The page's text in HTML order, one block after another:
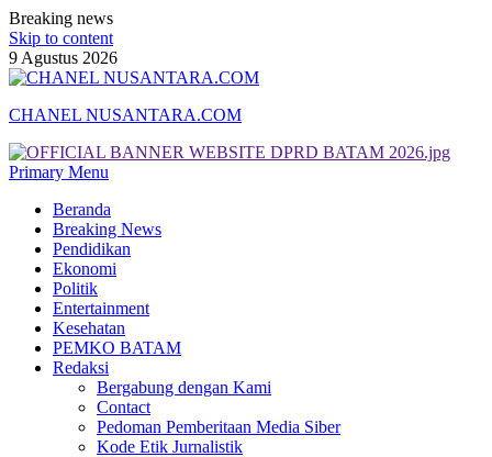
Breaking news
Skip to content
9 Agustus 2026
CHANEL NUSANTARA.COM
Primary Menu
Beranda
Breaking News
Pendidikan
Ekonomi
Politik
Entertainment
Kesehatan
PEMKO BATAM
Redaksi
Bergabung dengan Kami
Contact
Pedoman Pemberitaan Media Siber
Kode Etik Jurnalistik